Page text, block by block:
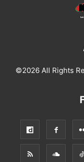
©2026 All Rights